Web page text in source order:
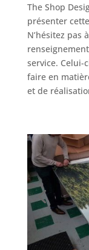
The Shop
présenter
N’hésitez pas
service. Celui-
faire en
et de